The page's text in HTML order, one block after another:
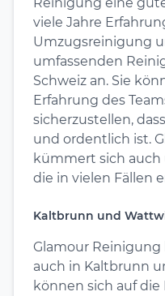
viele Jahre
Umzugsreinigung
umfassenden
Schweiz an. Sie
Erfahrung des
sicherzustellen,
und ordentlich ist.
kümmert sich
die in vielen Fällen
Kaltbrunn und
Glamour
auch in Kaltbrunn
können sich auf die